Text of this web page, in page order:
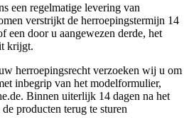
een regelmatige levering van
verstrijkt de herroepingstermijn 14
een door u aangewezen derde, het
krijgt.
herroepingsrecht verzoeken wij u om
inbegrip van het modelformulier,
Binnen uiterlijk 14 dagen na het
producten terug te sturen